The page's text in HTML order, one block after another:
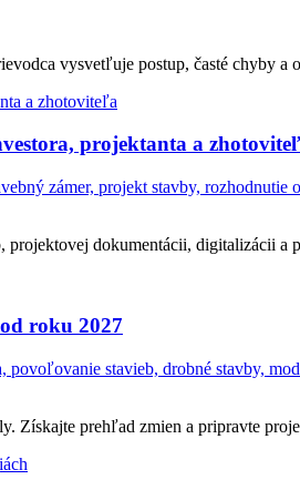
vysvetľuje postup, časté chyby a
projektanta a
zámer, projekt stavby,
dokumentácii, digitalizácii a
roku 2027
povoľovanie stavieb, drobné stavby,
Získajte prehľad zmien a pripravte